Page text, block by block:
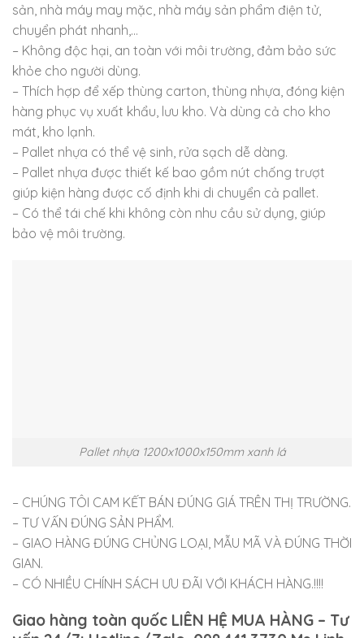
sản, nhà máy may mặc, nhà máy sản phẩm điện tử,
chuyển phát nhanh,…
– Không độc hại, an toàn với môi trường, đảm bảo sức
khỏe cho người dùng.
– Thích hợp để xếp thùng carton, thùng nhựa, đóng kiện
hàng phục vụ xuất khẩu, lưu kho. Và dùng cả cho kho
mát, kho lạnh.
– Pallet nhựa có thể vệ sinh, rửa sạch dễ dàng.
– Pallet nhựa được thiết kế bao gồm nút chống trượt
giúp kiện hàng được cố định khi di chuyển cả pallet.
– Có thể tái chế khi không còn nhu cầu sử dụng, giúp
bảo vệ môi trường.
Pallet nhựa 1200x1000x150mm xanh lá
– CHÚNG TÔI CAM KẾT BÁN ĐÚNG GIÁ TRÊN THỊ TRƯỜNG.
– TƯ VẤN ĐÚNG SẢN PHẨM.
– GIAO HÀNG ĐÚNG CHỦNG LOẠI, MẪU MÃ VÀ ĐÚNG THỜI
GIAN.
– CÓ NHIỀU CHÍNH SÁCH ƯU ĐÃI VỚI KHÁCH HÀNG.!!!!
Giao hàng toàn quốc LIÊN HỆ MUA HÀNG – Tư